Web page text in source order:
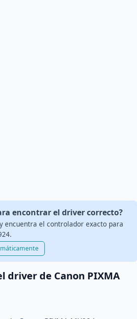
encontrar el driver correcto?
encuentra el controlador exacto para
driver de Canon PIXMA